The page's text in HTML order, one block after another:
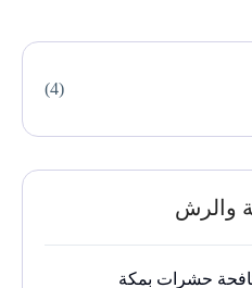
(4)
والرش
حشرات بمكة